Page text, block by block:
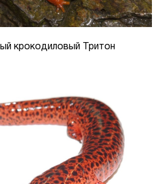
крокодиловый Тритон